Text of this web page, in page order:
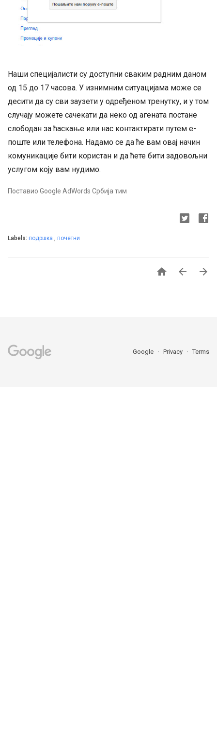
Наши специјалисти су доступни сваким радним даном
од 15 до 17 часова. У изнимним ситуацијама може се
десити да су сви заузети у одређеном тренутку, и у том
случају можете сачекати да неко од агената постане
слободан за ћаскање или нас контактирати путем е-
поште или телефона. Надамо се да ће вам овај начин
комуникације бити користан и да ћете бити задовољни
услугом коју вам нудимо.
Поставио Google AdWords Србија тим
Labels: подршка почетни
  
Google Privacy Terms